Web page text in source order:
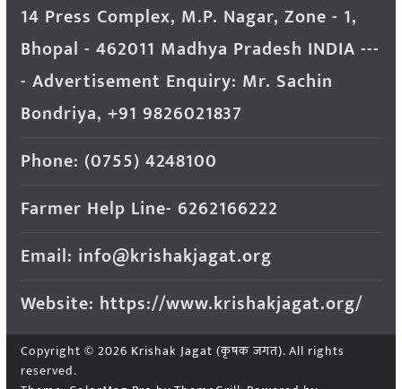
14 Press Complex, M.P. Nagar, Zone - 1,
Bhopal - 462011 Madhya Pradesh INDIA ---
- Advertisement Enquiry: Mr. Sachin
Bondriya, +91 9826021837
Phone: (0755) 4248100
Farmer Help Line- 6262166222
Email: info@krishakjagat.org
Website: https://www.krishakjagat.org/
Copyright © 2026 Krishak Jagat (कृषक जगत). All rights
reserved.